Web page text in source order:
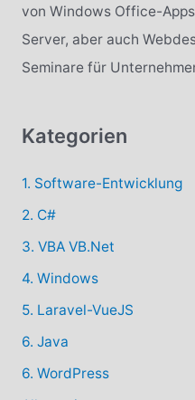
n
a
c
von Windows Office-
Server, aber auch
Seminare für
Kategorien
1. Software-Entwicklung
2. C#
3. VBA VB.Net
4. Windows
5. Laravel-VueJS
6. Java
6. WordPress